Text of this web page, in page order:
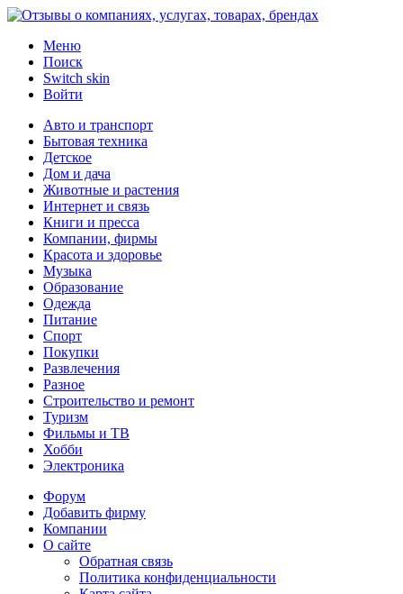
Меню
Поиск
Switch skin
Войти
Авто и транспорт
Бытовая техника
Детское
Дом и дача
Животные и растения
Интернет и связь
Книги и пресса
Компании, фирмы
Красота и здоровье
Музыка
Образование
Одежда
Питание
Спорт
Покупки
Развлечения
Разное
Строительство и ремонт
Туризм
Фильмы и ТВ
Хобби
Электроника
Форум
Добавить фирму
Компании
О сайте
Обратная связь
Политика конфиденциальности